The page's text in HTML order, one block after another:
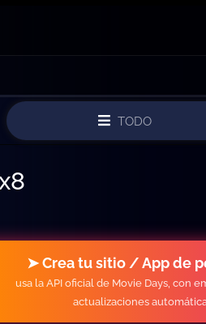
TODO
➤ Crea tu sitio / App de
usa la API oficial de Movie Days, con
actualizaciones